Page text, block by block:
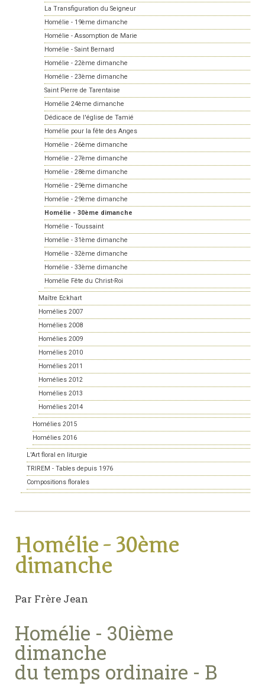
La Transfiguration du Seigneur
Homélie - 19ème dimanche
Homélie - Assomption de Marie
Homélie - Saint Bernard
Homélie - 22ème dimanche
Homélie - 23ème dimanche
Saint Pierre de Tarentaise
Homélie 24ème dimanche
Dédicace de l'église de Tamié
Homélie pour la fête des Anges
Homélie - 26ème dimanche
Homélie - 27ème dimanche
Homélie - 28ème dimanche
Homélie - 29ème dimanche
Homélie - 29ème dimanche
Homélie - 30ème dimanche
Homélie - Toussaint
Homélie - 31ème dimanche
Homélie - 32ème dimanche
Homélie - 33ème dimanche
Homélie Fête du Christ-Roi
Maître Eckhart
Homélies 2007
Homélies 2008
Homélies 2009
Homélies 2010
Homélies 2011
Homélies 2012
Homélies 2013
Homélies 2014
Homélies 2015
Homélies 2016
L'Art floral en liturgie
TRIREM - Tables depuis 1976
Compositions florales
Homélie - 30ème
dimanche
Par Frère Jean
Homélie - 30ième
dimanche
du temps ordinaire - B